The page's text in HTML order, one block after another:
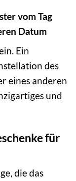
vom Tag
Datum
Ein
des
eines anderen
und
für
die das